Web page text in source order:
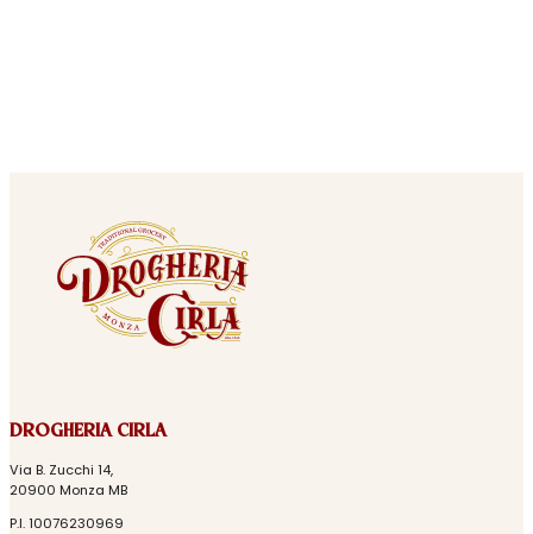
DROGHERIA CIRLA
Via B. Zucchi 14,
20900 Monza MB
P.I. 10076230969